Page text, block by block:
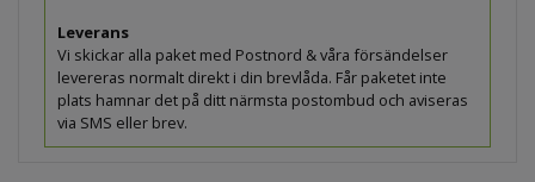
Leverans
Vi skickar alla paket med Postnord & våra försändelser
levereras normalt direkt i din brevlåda. Får paketet inte
plats hamnar det på ditt närmsta postombud och aviseras
via SMS eller brev.